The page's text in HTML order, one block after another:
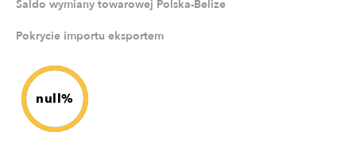
Saldo wymiany towarowej Polska-Belize
Pokrycie importu eksportem
null%